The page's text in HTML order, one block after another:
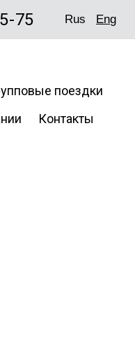
75 Rus Eng
поездки
Контакты